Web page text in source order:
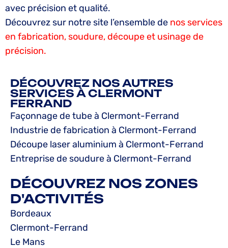
avec précision et qualité.
Découvrez sur notre site l’ensemble de nos services
en fabrication, soudure, découpe et usinage de
précision.
DÉCOUVREZ NOS AUTRES
SERVICES À CLERMONT
FERRAND
Façonnage de tube à Clermont-Ferrand
Industrie de fabrication à Clermont-Ferrand
Découpe laser aluminium à Clermont-Ferrand
Entreprise de soudure à Clermont-Ferrand
DÉCOUVREZ NOS ZONES
D'ACTIVITÉS
Bordeaux
Clermont-Ferrand
Le Mans